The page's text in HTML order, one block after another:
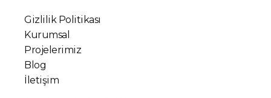
Gizlilik Politikası
Kurumsal
Projelerimiz
Blog
İletişim